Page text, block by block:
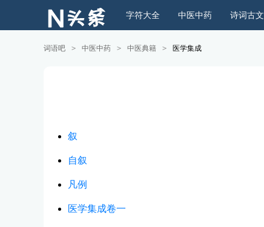
诗词古文
中医中药
字符大全
词语吧 > 中医中药 > 中医典籍 > 医学集成
叙
自叙
凡例
医学集成卷一